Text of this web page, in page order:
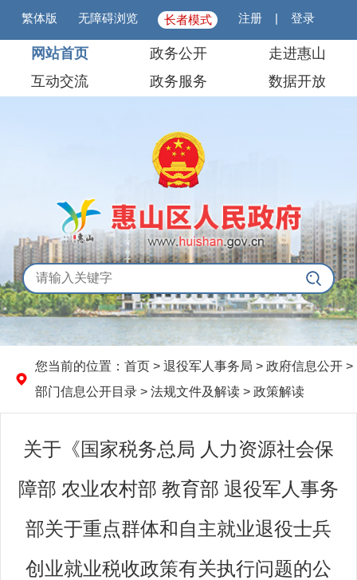
繁体版 无障碍浏览 长者模式 注册 |登录
网站首页 政务公开
走进惠山
互动交流
政务服务 数据开放
您当前的位置： 首页 > 退役军人事务局 > 政府信息公开 >
部门信息公开目录 > 法规文件及解读 > 政策解读
关于《国家税务总局 人力资源社会保
障部 农业农村部 教育部 退役军人事务
部关于重点群体和自主就业退役士兵
创业就业税收政策有关执行问题的公